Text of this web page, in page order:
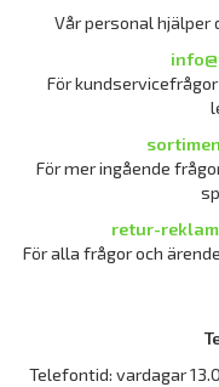
Vår personal hjälper
För
För mer ingående
retur-
För alla frågor och
Telefontid: vardagar